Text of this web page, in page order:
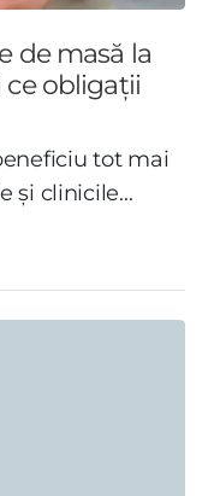
de masă la
ce obligații
tot mai
și clinicile...